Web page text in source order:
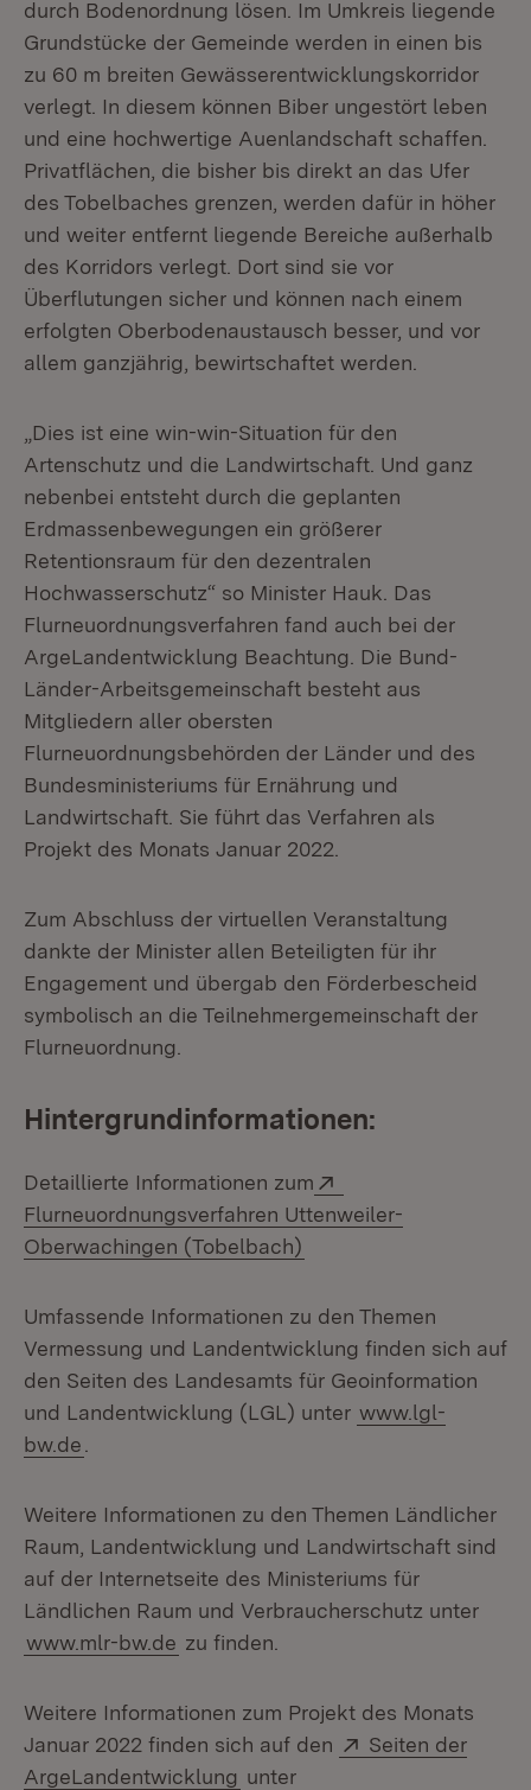
durch Bodenordnung lösen. Im Umkreis liegende
Grundstücke der Gemeinde werden in einen bis
zu 60 m breiten Gewässerentwicklungskorridor
verlegt. In diesem können Biber ungestört leben
und eine hochwertige Auenlandschaft schaffen.
Privatflächen, die bisher bis direkt an das Ufer
des Tobelbaches grenzen, werden dafür in höher
und weiter entfernt liegende Bereiche außerhalb
des Korridors verlegt. Dort sind sie vor
Überflutungen sicher und können nach einem
erfolgten Oberbodenaustausch besser, und vor
allem ganzjährig, bewirtschaftet werden.
„Dies ist eine win-win-Situation für den
Artenschutz und die Landwirtschaft. Und ganz
nebenbei entsteht durch die geplanten
Erdmassenbewegungen ein größerer
Retentionsraum für den dezentralen
Hochwasserschutz“ so Minister Hauk. Das
Flurneuordnungsverfahren fand auch bei der
ArgeLandentwicklung Beachtung. Die Bund-
Länder-Arbeitsgemeinschaft besteht aus
Mitgliedern aller obersten
Flurneuordnungsbehörden der Länder und des
Bundesministeriums für Ernährung und
Landwirtschaft. Sie führt das Verfahren als
Projekt des Monats Januar 2022.
Zum Abschluss der virtuellen Veranstaltung
dankte der Minister allen Beteiligten für ihr
Engagement und übergab den Förderbescheid
symbolisch an die Teilnehmergemeinschaft der
Flurneuordnung.
Hintergrundinformationen:
Detaillierte Informationen zum
Flurneuordnungsverfahren Uttenweiler-
Oberwachingen (Tobelbach)
Umfassende Informationen zu den Themen
Vermessung und Landentwicklung finden sich auf
den Seiten des Landesamts für Geoinformation
und Landentwicklung (LGL) unter www.lgl-
bw.de
Weitere Informationen zu den Themen Ländlicher
Raum, Landentwicklung und Landwirtschaft sind
auf der Internetseite des Ministeriums für
Ländlichen Raum und Verbraucherschutz unter
www.mlr-bw.de zu finden.
Weitere Informationen zum Projekt des Monats
Januar 2022 finden sich auf den
Extern:
Seiten der
ArgeLandentwicklung (Öffnet in neuem Fenster)
unter